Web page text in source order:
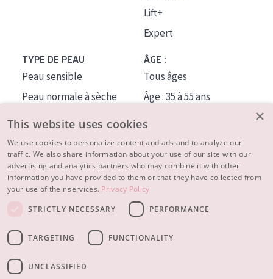
Lift+
Expert
TYPE DE PEAU
Peau sensible
Peau normale à sèche
Peau mixte ou grasse
Peau mature
Peau ménopausée
ÂGE :
Tous âges
Âge : 35 à 55 ans
À PROPOS
CONSEILS BEAUTÉ
×
This website uses cookies
We use cookies to personalize content and ads and to analyze our
traffic. We also share information about your use of our site with our
advertising and analytics partners who may combine it with other
information you have provided to them or that they have collected from
your use of their services. Privacy Policy
STRICTLY NECESSARY
PERFORMANCE
TARGETING FUNCTIONALITY
UNCLASSIFIED